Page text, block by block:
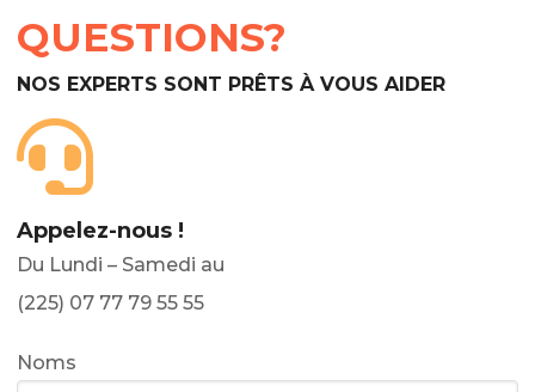
QUESTIONS?
NOS EXPERTS SONT PRÊTS À VOUS AIDER
Appelez-nous !
Du Lundi – Samedi au
(225) 07 77 79 55 55
Noms